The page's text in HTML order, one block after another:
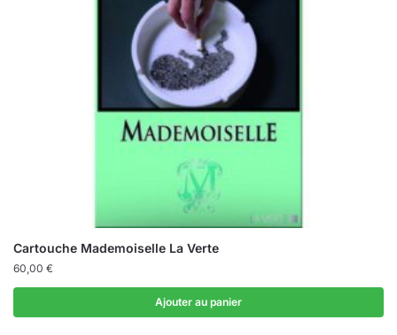
Cartouche Mademoiselle La Verte
60,00 €
Ajouter au panier